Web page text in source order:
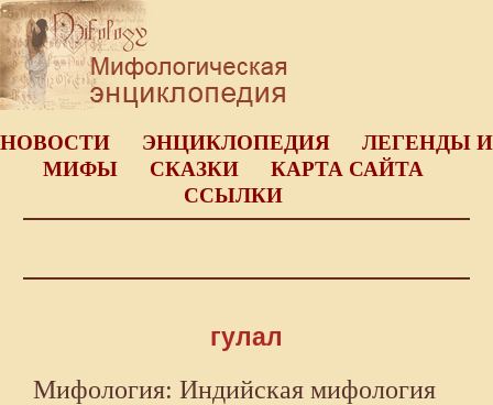
НОВОСТИ ЭНЦИКЛОПЕДИЯ
ЛЕГЕНДЫ И
МИФЫ
СКАЗКИ
КАРТА САЙТА
ССЫЛКИ
гулал
Мифология: Индийская мифология